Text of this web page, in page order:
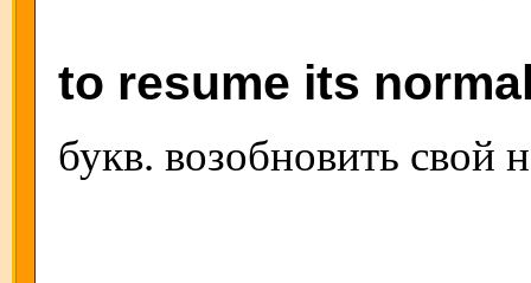
to resume its
букв. возобновить свой